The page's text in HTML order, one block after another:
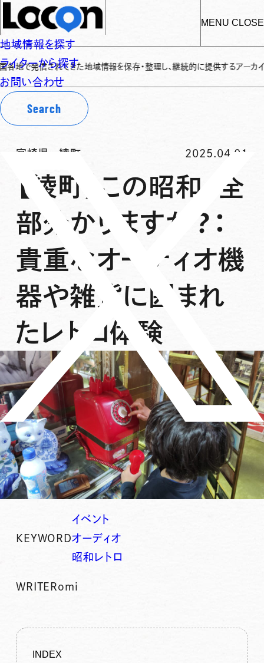
MENU CLOSE
地域情報を探す
ライターから探す
お問い合わせ
Search
れてきた地域情報を保存・整理し、継続的に提供するアーカイブサイトです
宮崎県 -綾町 2025.04.01
【綾町】この昭和、全
部分かりますか？：
貴重なオーディオ機
器や雑貨に囲まれ
たレトロ体験
KEYWORD
イベント
オーディオ
昭和レトロ
WRITERomi
INDEX